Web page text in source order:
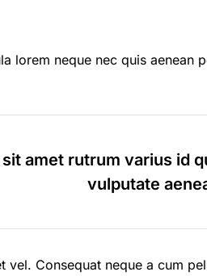
lorem neque nec quis aenean
amet rutrum varius id
vulputate
vel. Consequat neque a cum